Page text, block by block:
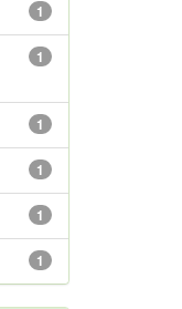
1
1
1
1
1
1